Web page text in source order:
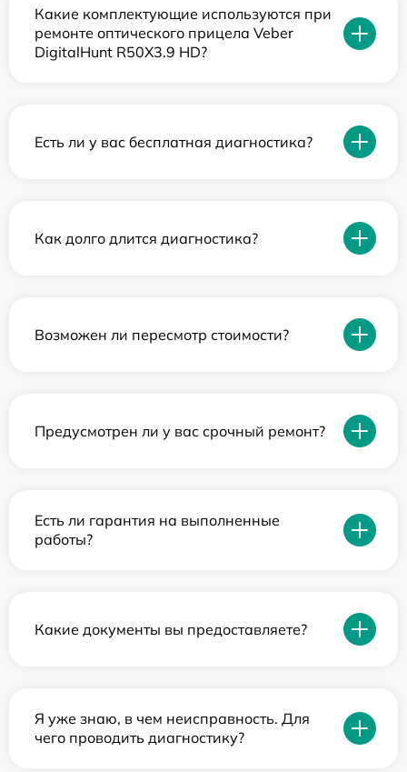
Какие комплектующие используются при
ремонте оптического прицела Veber
DigitalHunt R50X3.9 HD?
Есть ли у вас бесплатная диагностика?
Как долго длится диагностика?
Возможен ли пересмотр стоимости?
Предусмотрен ли у вас срочный ремонт?
Есть ли гарантия на выполненные
работы?
Какие документы вы предоставляете?
Я уже знаю, в чем неисправность. Для
чего проводить диагностику?